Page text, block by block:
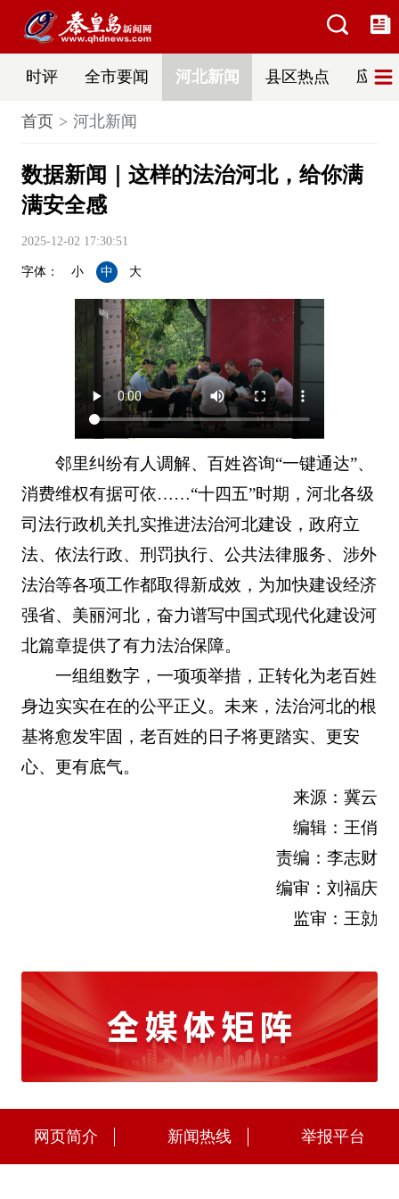
时评 全市要闻 河北新闻 县区热点 应急
首页 河北新闻
数据新闻｜这样的法治河北，给你满
满安全感
2025-12-02 17:30:51
字体： 小 中 大
邻里纠纷有人调解、百姓咨询“一键通达”、
消费维权有据可依……“十四五”时期，河北各级
司法行政机关扎实推进法治河北建设，政府立
法、依法行政、刑罚执行、公共法律服务、涉外
法治等各项工作都取得新成效，为加快建设经济
强省、美丽河北，奋力谱写中国式现代化建设河
北篇章提供了有力法治保障。
一组组数字，一项项举措，正转化为老百姓
身边实实在在的公平正义。未来，法治河北的根
基将愈发牢固，老百姓的日子将更踏实、更安
心、更有底气。
来源：冀云
编辑：王俏
责编：李志财
编审：刘福庆
监审：王勍
网页简介 新闻热线 举报平台